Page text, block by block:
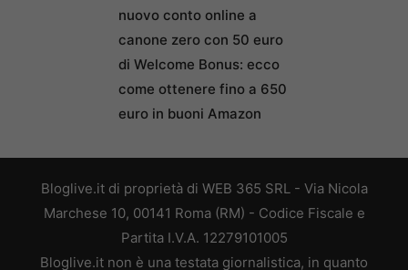
nuovo conto online a
canone zero con 50 euro
di Welcome Bonus: ecco
come ottenere fino a 650
euro in buoni Amazon
Bloglive.it di proprietà di WEB 365 SRL - Via Nicola
Marchese 10, 00141 Roma (RM) - Codice Fiscale e
Partita I.V.A. 12279101005
Bloglive.it non è una testata giornalistica, in quanto